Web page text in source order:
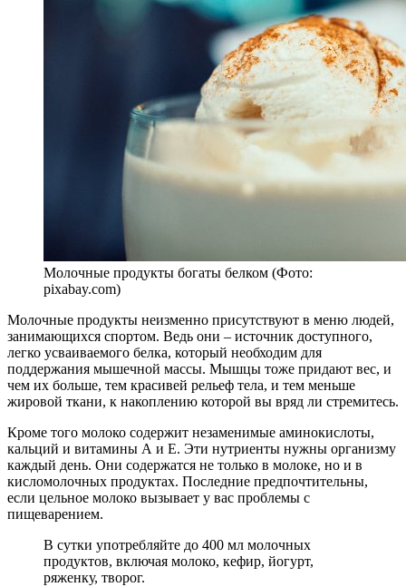
Молочные продукты богаты белком (Фото:
pixabay.com)
Молочные продукты неизменно присутствуют в меню людей,
занимающихся спортом. Ведь они – источник доступного,
легко усваиваемого белка, который необходим для
поддержания мышечной массы. Мышцы тоже придают вес, и
чем их больше, тем красивей рельеф тела, и тем меньше
жировой ткани, к накоплению которой вы вряд ли стремитесь.
Кроме того молоко содержит незаменимые аминокислоты,
кальций и витамины А и Е. Эти нутриенты нужны организму
каждый день. Они содержатся не только в молоке, но и в
кисломолочных продуктах. Последние предпочтительны,
если цельное молоко вызывает у вас проблемы с
пищеварением.
В сутки употребляйте до 400 мл молочных
продуктов, включая молоко, кефир, йогурт,
ряженку, творог.